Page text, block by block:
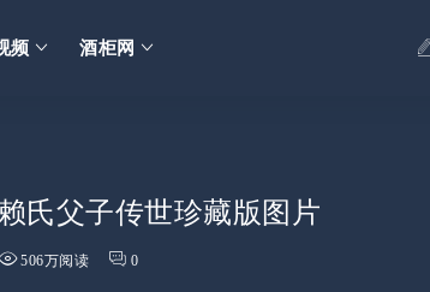
频 酒柜网
氏父子传世珍藏版图片
506万阅读 0